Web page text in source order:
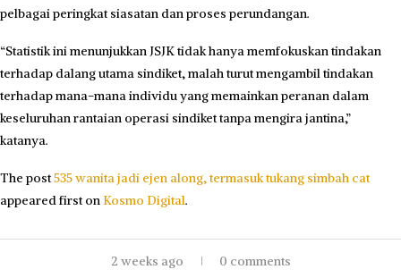
pelbagai peringkat siasatan dan proses perundangan.
“Statistik ini menunjukkan JSJK tidak hanya memfokuskan tindakan
terhadap dalang utama sindiket, malah turut mengambil tindakan
terhadap mana-mana individu yang memainkan peranan dalam
keseluruhan rantaian operasi sindiket tanpa mengira jantina,”
katanya.
The post535 wanita jadi ejen along, termasuk tukang simbah cat
appeared first on Kosmo Digital.
2 weeks ago 0 comments